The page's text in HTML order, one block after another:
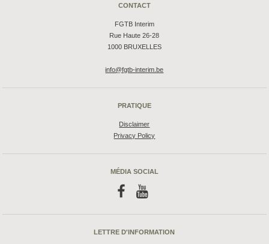
CONTACT
FGTB Interim
Rue Haute 26-28
1000 BRUXELLES
info@fgtb-interim.be
PRATIQUE
Disclaimer
Privacy Policy
MÉDIA SOCIAL
f y
LETTRE D'INFORMATION